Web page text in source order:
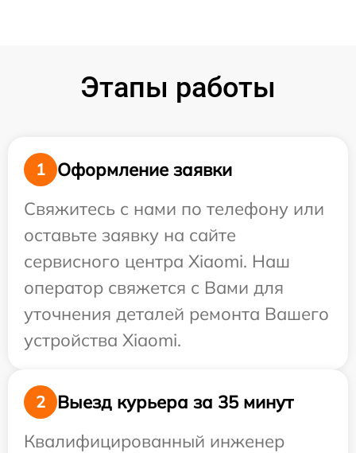
Этапы работы
1
Оформление заявки
Свяжитесь с нами по телефону или
оставьте заявку на сайте
сервисного центра Xiaomi. Наш
оператор свяжется с Вами для
уточнения деталей ремонта Вашего
устройства Xiaomi.
2
Выезд курьера за 35 минут
Квалифицированный инженер